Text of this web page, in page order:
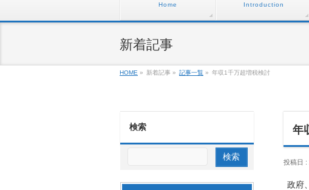
Home Introduction
新着記事
HOME » 新着記事 » 記事一覧 » 年収1千万超増税検討
年
投稿日 :
政府
検索